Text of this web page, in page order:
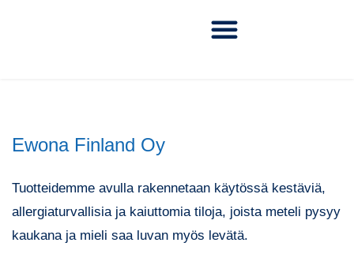
Ewona Finland Oy
Tuotteidemme avulla rakennetaan käytössä kestäviä,
allergiaturvallisia ja kaiuttomia tiloja, joista meteli pysyy
kaukana ja mieli saa luvan myös levätä.